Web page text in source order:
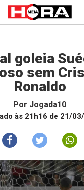
goleia
sem
Ronaldo
Por Jogada10
às 21h16 de 21/